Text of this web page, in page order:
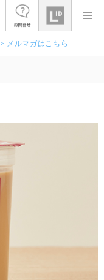
> メルマガはこちら